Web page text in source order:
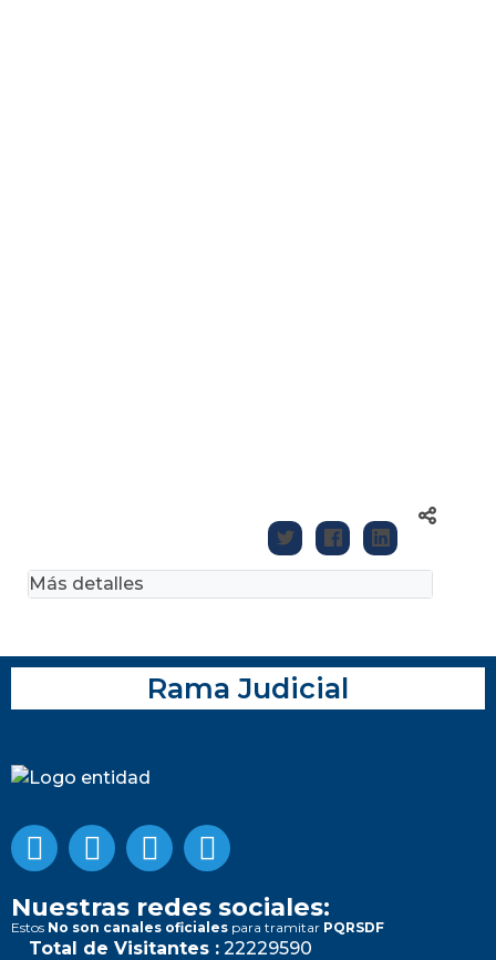
Más detalles
Rama Judicial
Nuestras redes sociales:
Estos No son canales oficiales para tramitar PQRSDF
Total de Visitantes : 22229590